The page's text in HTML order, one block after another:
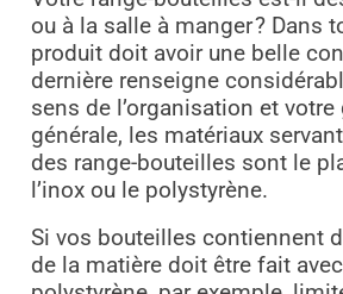
ou à la salle à manger ? Dans
produit doit avoir une belle
dernière renseigne
sens de l’organisation et
générale, les matériaux
des range-bouteilles sont le
l’inox ou le polystyrène.
Si vos bouteilles contiennent
de la matière doit être fait